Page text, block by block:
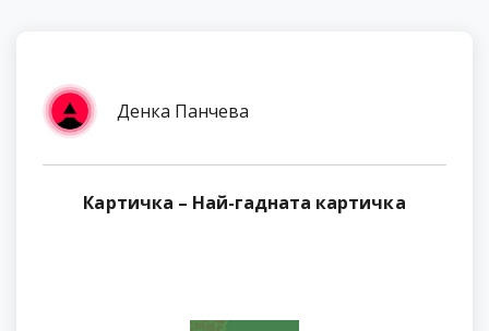
Денка Панчева
Картичка – Най-гадната картичка